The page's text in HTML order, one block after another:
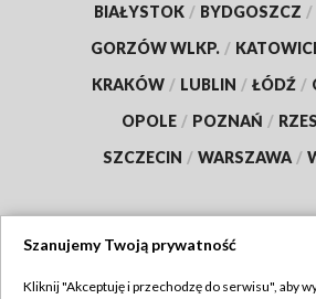
BIAŁYSTOK / BYDGOSZCZ /
GORZÓW WLKP. /
KRAKÓW / LUBLIN / ŁÓDŹ /
OPOLE / POZNAŃ /
SZCZECIN / WARSZAWA /
Szanujemy Twoją prywatność
Kliknij "Akceptuję i przechodzę do serwisu", aby